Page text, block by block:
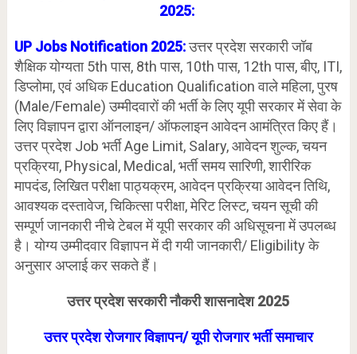
2025:
UP Jobs Notification 2025:उत्तर प्रदेश सरकारी जॉब
शैक्षिक योग्यता 5th पास, 8th पास, 10th पास, 12th पास, बीए, ITI,
डिप्लोमा, एवं अधिक Education Qualification वाले महिला, पुरष
(Male/Female) उम्मीदवारों की भर्ती के लिए यूपी सरकार में सेवा के
लिए विज्ञापन द्वारा ऑनलाइन/ ऑफलाइन आवेदन आमंत्रित किए हैं।
उत्तर प्रदेश Job भर्ती Age Limit, Salary, आवेदन शुल्क, चयन
प्रक्रिया, Physical, Medical, भर्ती समय सारिणी, शारीरिक
मापदंड, लिखित परीक्षा पाठ्यक्रम, आवेदन प्रक्रिया आवेदन तिथि,
आवश्यक दस्तावेज, चिकित्सा परीक्षा, मेरिट लिस्ट, चयन सूची की
सम्पूर्ण जानकारी नीचे टेबल में यूपी सरकार की अधिसूचना में उपलब्ध
है। योग्य उम्मीदवार विज्ञापन में दी गयी जानकारी/ Eligibility के
अनुसार अप्लाई कर सकते हैं।
उत्तर प्रदेश सरकारी नौकरी शासनादेश 2025
उत्तर प्रदेश रोजगार विज्ञापन/यूपी रोजगार भर्ती समाचार